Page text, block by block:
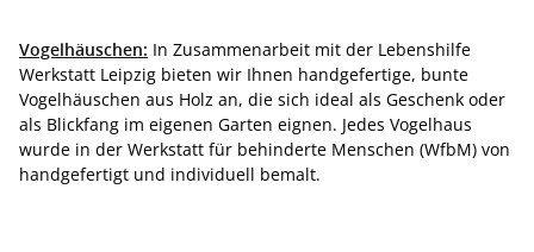
Vogelhäuschen: In Zusammenarbeit mit der Lebenshilfe
Werkstatt Leipzig bieten wir Ihnen handgefertige, bunte
Vogelhäuschen aus Holz an, die sich ideal als Geschenk oder
als Blickfang im eigenen Garten eignen. Jedes Vogelhaus
wurde in der Werkstatt für behinderte Menschen (WfbM) von
handgefertigt und individuell bemalt.